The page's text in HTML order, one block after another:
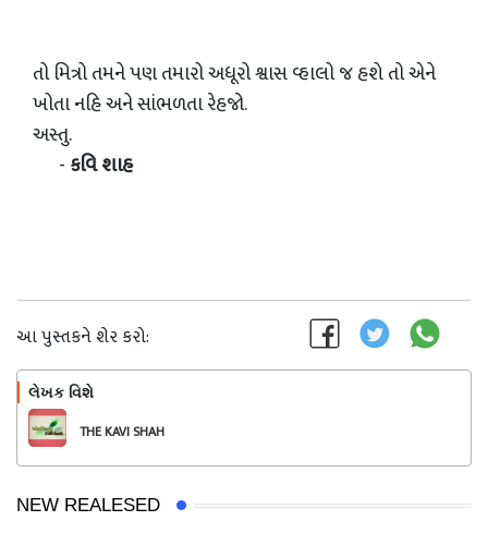
તો મિત્રો તમને પણ તમારો અધૂરો શ્વાસ વ્હાલો જ હશે તો એને
ખોતા નહિ અને સાંભળતા રેહજો.
અસ્તુ.
- કવિ શાહ
આ પુસ્તકને શેર કરો:
લેખક વિશે
THE KAVI SHAH
NEW REALESED